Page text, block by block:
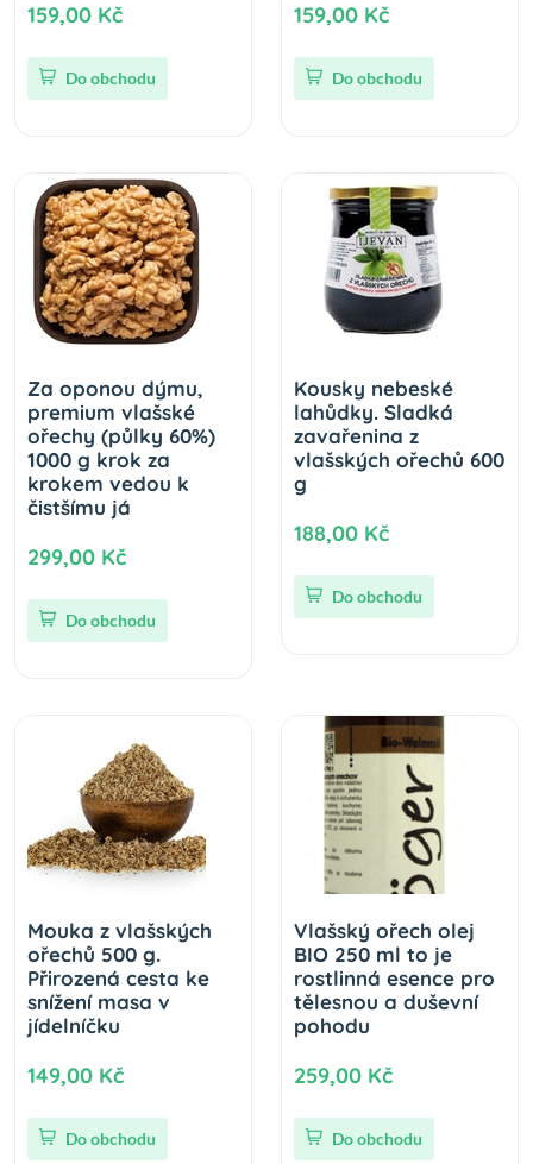
159,00 Kč
Do obchodu
159,00 Kč
Do obchodu
Za oponou dýmu,
premium vlašské
ořechy (půlky 60%)
1000 g krok za
krokem vedou k
čistšímu já
299,00 Kč
Do obchodu
Kousky nebeské
lahůdky. Sladká
zavařenina z
vlašských ořechů 600
g
188,00 Kč
Do obchodu
Mouka z vlašských
ořechů 500 g.
Přirozená cesta ke
snížení masa v
jídelníčku
149,00 Kč
Do obchodu
Vlašský ořech olej
BIO 250 ml to je
rostlinná esence pro
tělesnou a duševní
pohodu
259,00 Kč
Do obchodu